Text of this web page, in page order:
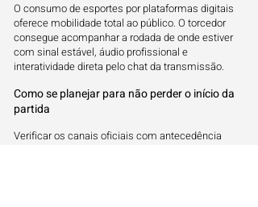
O consumo de esportes por plataformas digitais
oferece mobilidade total ao público. O torcedor
consegue acompanhar a rodada de onde estiver
com sinal estável, áudio profissional e
interatividade direta pelo chat da transmissão.
Como se planejar para não perder o início da
partida
Verificar os canais oficiais com antecedência